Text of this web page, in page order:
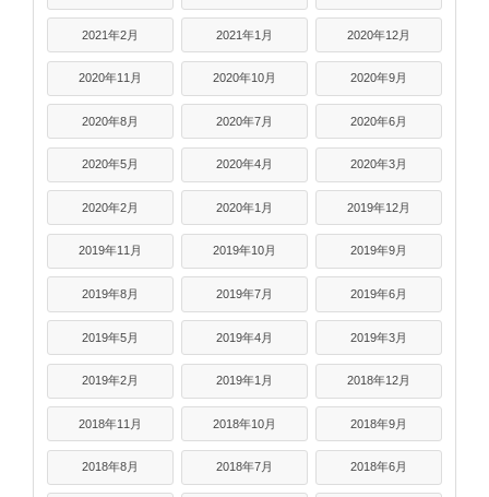
2021年2月 2021年1月 2020年12月
2020年11月 2020年10月 2020年9月
2020年8月 2020年7月 2020年6月
2020年5月 2020年4月 2020年3月
2020年2月 2020年1月 2019年12月
2019年11月 2019年10月 2019年9月
2019年8月 2019年7月 2019年6月
2019年5月 2019年4月 2019年3月
2019年2月 2019年1月 2018年12月
2018年11月 2018年10月 2018年9月
2018年8月 2018年7月 2018年6月